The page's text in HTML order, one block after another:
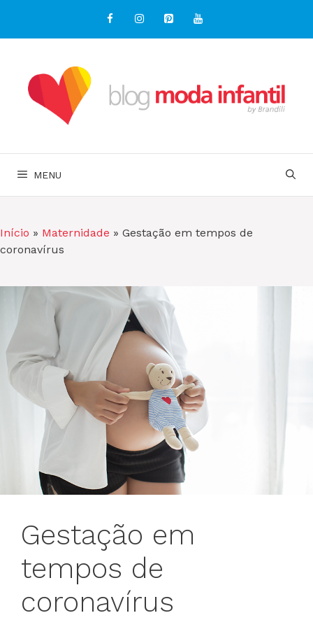
o
MENU
Início » Maternidade » Gestação em tempos de
coronavírus
Gestação em
tempos de
coronavírus